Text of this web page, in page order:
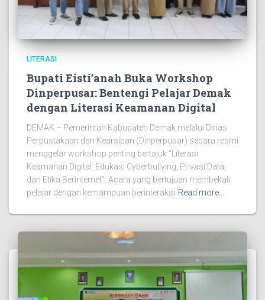
LITERASI
Bupati Eisti’anah Buka Workshop
Dinperpusar: Bentengi Pelajar Demak
dengan Literasi Keamanan Digital
DEMAK – Pemerintah Kabupaten Demak melalui Dinas
Perpustakaan dan Kearsipan (Dinperpusar) secara resmi
menggelar workshop penting bertajuk “Literasi
Keamanan Digital: Edukasi Cyberbullying, Privasi Data,
dan Etika Berinternet”. Acara yang bertujuan membekali
pelajar dengan kemampuan berinteraksi Read more…